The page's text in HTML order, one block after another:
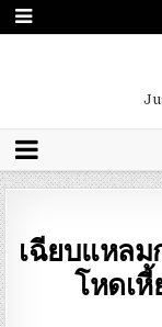
เฉียบแหลม
โหดเ